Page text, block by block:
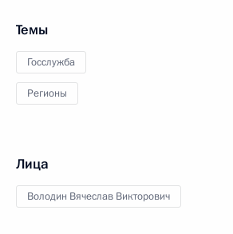
Темы
Госслужба
Регионы
Лица
Володин Вячеслав Викторович